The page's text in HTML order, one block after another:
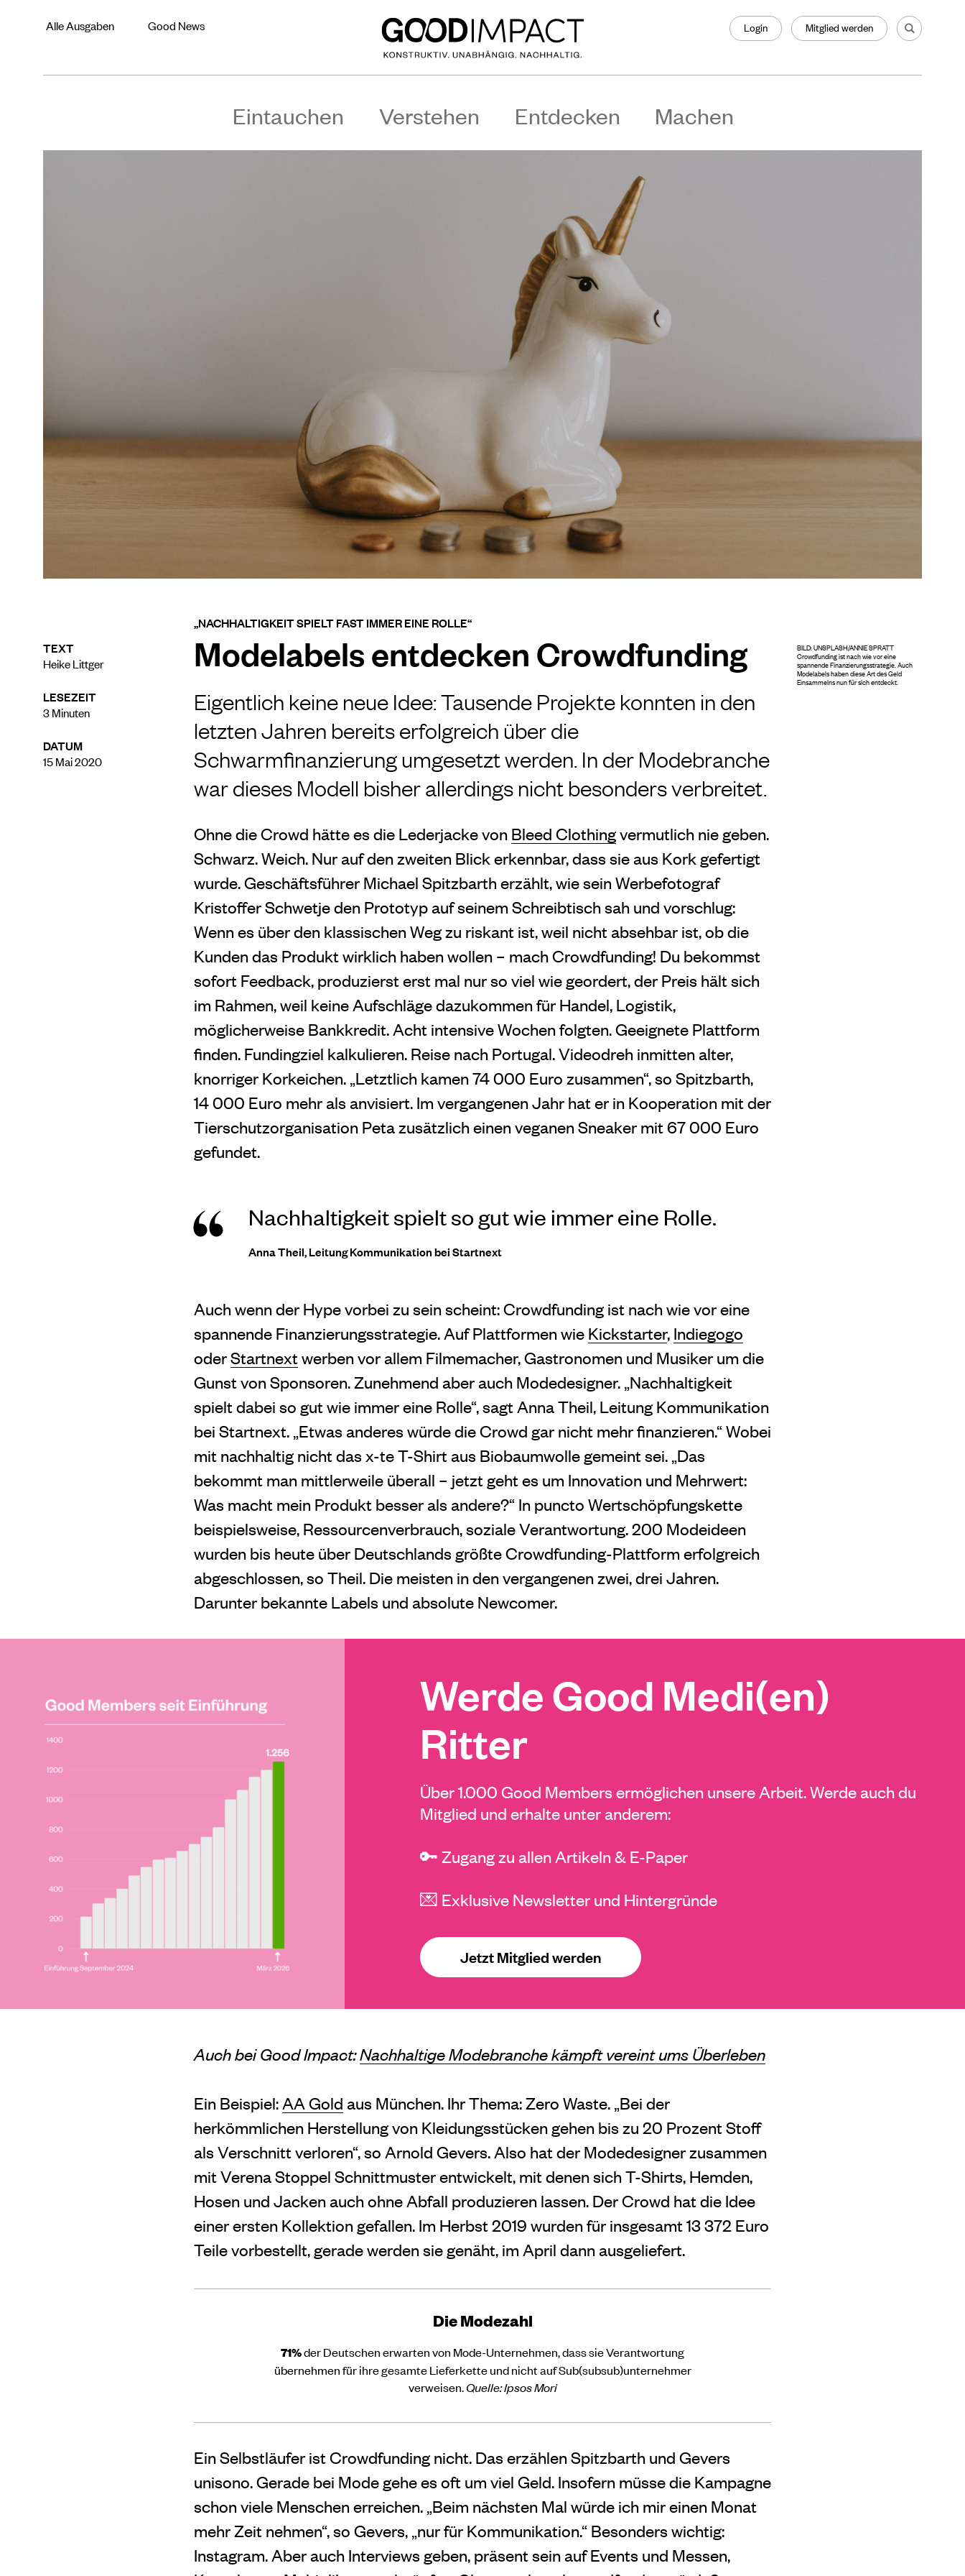
Alle Ausgaben Good News Login Mitglied werden
Eintauchen Verstehen Entdecken Machen
TEXT
Heike Littger
LESEZEIT
3Minuten
DATUM
15 Mai 2020
„NACHHALTIGKEIT SPIELT FAST IMMER EINE ROLLE“
Modelabels entdecken Crowdfunding
Eigentlich keine neue Idee: Tausende Projekte konnten in den
letzten Jahren bereits erfolgreich über die
Schwarmfinanzierung umgesetzt werden. In der Modebranche
war dieses Modell bisher allerdings nicht besonders verbreitet.
Ohne die Crowd hätte es die Lederjacke von Bleed Clothingvermutlich nie geben.
Schwarz. Weich. Nur auf den zweiten Blick erkennbar, dass sie aus Kork gefertigt
wurde. Geschäftsführer Michael Spitzbarth erzählt, wie sein Werbefotograf
Kristoffer Schwetje den Prototyp auf seinem Schreibtisch sah und vorschlug:
Wenn es über den klassischen Weg zu riskant ist, weil nicht absehbar ist, ob die
Kunden das Produkt wirklich haben wollen – mach Crowdfunding! Du bekommst
sofort Feedback, produzierst erst mal nur so viel wie geordert, der Preis hält sich
im Rahmen, weil keine Aufschläge dazukommen für Handel, Logistik,
möglicherweise Bankkredit. Acht intensive Wochen folgten. Geeignete Plattform
finden. Fundingziel kalkulieren. Reise nach Portugal. Videodreh inmitten alter,
knorriger Korkeichen. „Letztlich kamen 74 000 Euro zusammen“, so Spitzbarth,
14 000 Euro mehr als anvisiert. Im vergangenen Jahr hat er in Kooperation mit der
Tierschutzorganisation Peta zusätzlich einen veganen Sneaker mit 67 000 Euro
gefundet.
Nachhaltigkeit spielt so gut wie immer eine Rolle.
Anna Theil, Leitung Kommunikation bei Startnext
Auch wenn der Hype vorbei zu sein scheint: Crowdfunding ist nach wie vor eine
spannende Finanzierungsstrategie. Auf Plattformen wie Kickstarter, Indiegogo
oderStartnextwerben vor allem Filmemacher, Gastronomen und Musiker um die
Gunst von Sponsoren. Zunehmend aber auch Modedesigner. „Nachhaltigkeit
spielt dabei so gut wie immer eine Rolle“, sagt Anna Theil, Leitung Kommunikation
bei Startnext. „Etwas anderes würde die Crowd gar nicht mehr finanzieren.“ Wobei
mit nachhaltig nicht das x-te T-Shirt aus Biobaumwolle gemeint sei. „Das
bekommt man mittlerweile überall – jetzt geht es um Innovation und Mehrwert:
Was macht mein Produkt besser als andere?“ In puncto Wertschöpfungskette
beispielsweise, Ressourcenverbrauch, soziale Verantwortung. 200 Modeideen
wurden bis heute über Deutschlands größte Crowdfunding-Plattform erfolgreich
abgeschlossen, so Theil. Die meisten in den vergangenen zwei, drei Jahren.
Darunter bekannte Labels und absolute Newcomer.
Werde Good Medi(en)
Ritter
Über 1.000 Good Members ermöglichen unsere Arbeit. Werde auch du
Mitglied und erhalte unter anderem:
🔑 Zugang zu allen Artikeln & E-Paper
💌 Exklusive Newsletter und Hintergründe
Jetzt Mitglied werden
Auch bei Good Impact:Nachhaltige Modebranche kämpft vereint ums Überleben
Ein Beispiel: AA Gold aus München. Ihr Thema: Zero Waste. „Bei der
herkömmlichen Herstellung von Kleidungsstücken gehen bis zu 20 Prozent Stoff
als Verschnitt verloren“, so Arnold Gevers. Also hat der Modedesigner zusammen
mit Verena Stoppel Schnittmuster entwickelt, mit denen sich T-Shirts, Hemden,
Hosen und Jacken auch ohne Abfall produzieren lassen. Der Crowd hat die Idee
einer ersten Kollektion gefallen. Im Herbst 2019 wurden für insgesamt 13 372 Euro
Teile vorbestellt, gerade werden sie genäht, im April dann ausgeliefert.
Die Modezahl
71%der Deutschen erwarten von Mode-Unternehmen, dass sie Verantwortung
übernehmen für ihre gesamte Lieferkette und nicht auf Sub(subsub)unternehmer
verweisen.Quelle: Ipsos Mori
Ein Selbstläufer ist Crowdfunding nicht. Das erzählen Spitzbarth und Gevers
unisono. Gerade bei Mode gehe es oft um viel Geld. Insofern müsse die Kampagne
schon viele Menschen erreichen. „Beim nächsten Mal würde ich mir einen Monat
mehr Zeit nehmen“, so Gevers, „nur für Kommunikation.“ Besonders wichtig:
Instagram. Aber auch Interviews geben, präsent sein auf Events und Messen,
BILD: UNSPLASH/ANNIE SPRATT
Crowdfunding ist nach wie vor eine
spannende Finanzierungsstrategie. Auch
Modelabels haben diese Art des Geld
Einsammelns nun für sich entdeckt.